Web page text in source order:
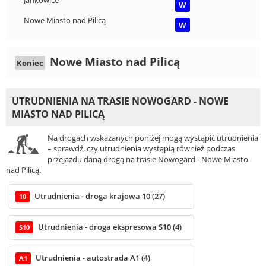
W
Nowe Miasto nad Pilicą
W
Koniec Nowe Miasto nad Pilicą
UTRUDNIENIA NA TRASIE NOWOGARD - NOWE
MIASTO NAD PILICĄ
Na drogach wskazanych poniżej mogą wystąpić utrudnienia
– sprawdź, czy utrudnienia wystąpią również podczas
przejazdu daną drogą na trasie Nowogard - Nowe Miasto
nad Pilicą.
10 Utrudnienia - droga krajowa 10 (27)
S10 Utrudnienia - droga ekspresowa S10 (4)
A1 Utrudnienia - autostrada A1 (4)